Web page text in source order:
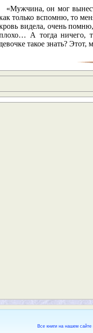
«Мужчина, он мог
только вспомню, то
видела, очень
А тогда ничего,
девочке такое знать?
Все книги на нашем